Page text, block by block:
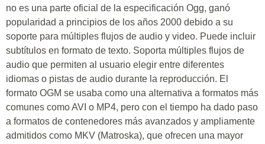
no es una parte oficial de la especificación Ogg, ganó
popularidad a principios de los años 2000 debido a su
soporte para múltiples flujos de audio y video. Puede incluir
subtítulos en formato de texto. Soporta múltiples flujos de
audio que permiten al usuario elegir entre diferentes
idiomas o pistas de audio durante la reproducción. El
formato OGM se usaba como una alternativa a formatos más
comunes como AVI o MP4, pero con el tiempo ha dado paso
a formatos de contenedores más avanzados y ampliamente
admitidos como MKV (Matroska), que ofrecen una mayor